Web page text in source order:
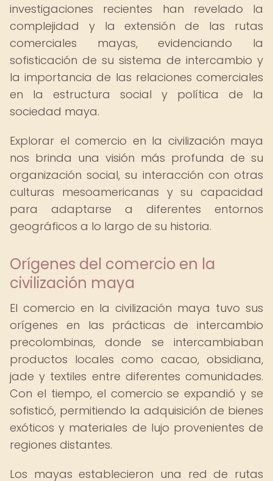
investigaciones recientes han revelado la
complejidad y la extensión de las rutas
comerciales mayas, evidenciando la
sofisticación de su sistema de intercambio y
la importancia de las relaciones comerciales
en la estructura social y política de la
sociedad maya.
Explorar el comercio en la civilización maya
nos brinda una visión más profunda de su
organización social, su interacción con otras
culturas mesoamericanas y su capacidad
para adaptarse a diferentes entornos
geográficos a lo largo de su historia.
Orígenes del comercio en la
civilización maya
El comercio en la civilización maya tuvo sus
orígenes en las prácticas de intercambio
precolombinas, donde se intercambiaban
productos locales como cacao, obsidiana,
jade y textiles entre diferentes comunidades.
Con el tiempo, el comercio se expandió y se
sofisticó, permitiendo la adquisición de bienes
exóticos y materiales de lujo provenientes de
regiones distantes.
Los mayas establecieron una red de rutas